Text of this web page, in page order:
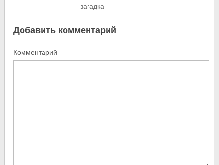
загадка
Добавить комментарий
Комментарий